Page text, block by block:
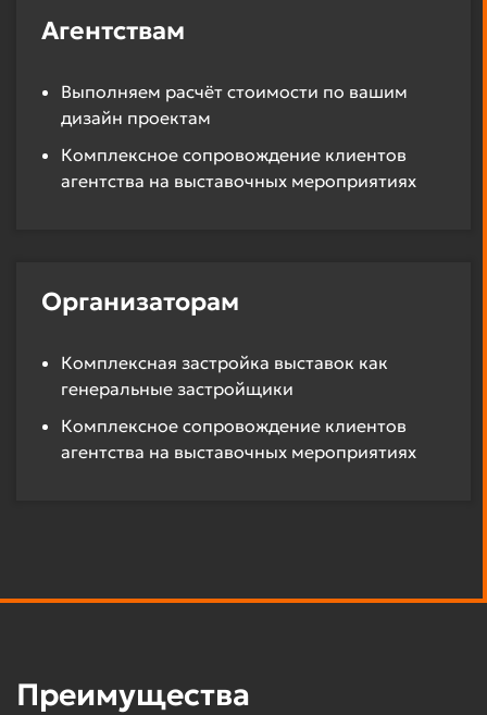
Агентствам
Выполняем расчёт стоимости по вашим
дизайн проектам
Комплексное сопровождение клиентов
агентства на выставочных мероприятиях
Организаторам
Комплексная застройка выставок как
генеральные застройщики
Комплексное сопровождение клиентов
агентства на выставочных мероприятиях
Преимущества